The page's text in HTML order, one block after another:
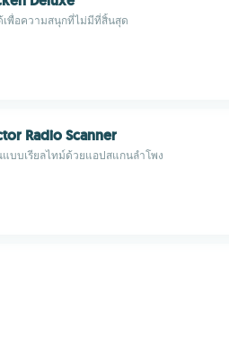
พื่อความสนุกที่ไม่มีที่สิ้นสุด
Radio Scanner
บบเรียลไทม์ด้วยแอปสแกนลำโพง